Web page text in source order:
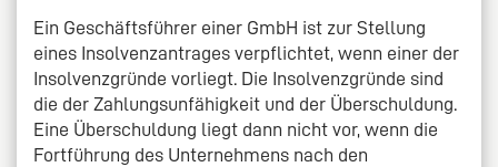
Ein Geschäftsführer einer GmbH ist zur Stellung
eines Insolvenzantrages verpflichtet, wenn einer der
Insolvenzgründe vorliegt. Die Insolvenzgründe sind
die der Zahlungsunfähigkeit und der Überschuldung.
Eine Überschuldung liegt dann nicht vor, wenn die
Fortführung des Unternehmens nach den